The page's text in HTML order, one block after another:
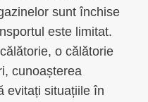
sunt închise
este limitat.
o călătorie
cunoașterea
evitați situațiile în